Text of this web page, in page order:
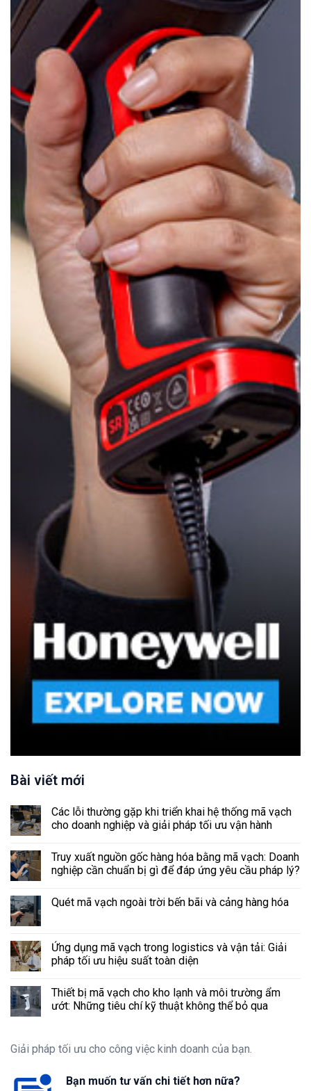
Bài viết mới
Các lỗi thường gặp khi triển khai hệ thống mã vạch
cho doanh nghiệp và giải pháp tối ưu vận hành
Truy xuất nguồn gốc hàng hóa bằng mã vạch: Doanh
nghiệp cần chuẩn bị gì để đáp ứng yêu cầu pháp lý?
Quét mã vạch ngoài trời bến bãi và cảng hàng hóa
Ứng dụng mã vạch trong logistics và vận tải: Giải
pháp tối ưu hiệu suất toàn diện
Thiết bị mã vạch cho kho lạnh và môi trường ẩm
ướt: Những tiêu chí kỹ thuật không thể bỏ qua
Giải pháp tối ưu cho công việc kinh doanh của bạn.
Bạn muốn tư vấn chi tiết hơn nữa?